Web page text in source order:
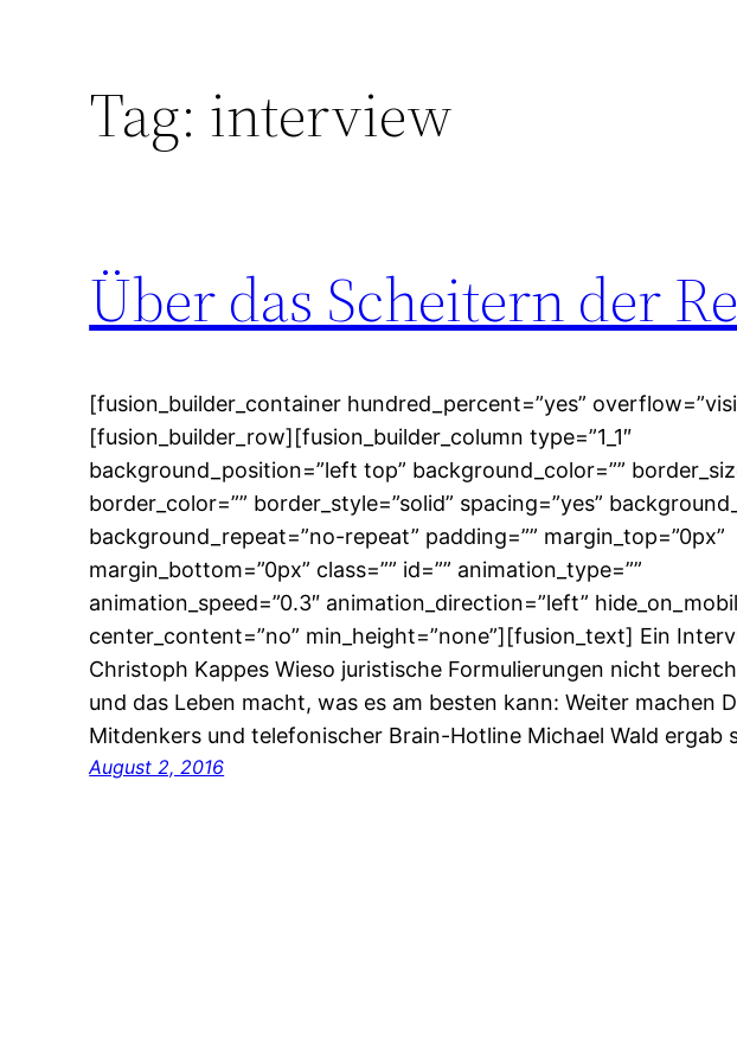
Tag: interview
Über das Scheitern der
[fusion_builder_container hundred_percent=”yes”
[fusion_builder_row][fusion_builder_column type=”1_1″
background_position=”left top” background_color=””
border_color=”” border_style=”solid” spacing=”yes”
background_repeat=”no-repeat” padding=”” margin_top=”0px”
margin_bottom=”0px” class=”” id=”” animation_type=””
animation_speed=”0.3″ animation_direction=”left”
center_content=”no” min_height=”none”][fusion_text] Ein
Christoph Kappes Wieso juristische Formulierungen nicht
und das Leben macht, was es am besten kann: Weiter machen
Mitdenkers und telefonischer Brain-Hotline Michael Wald ergab
August 2, 2016